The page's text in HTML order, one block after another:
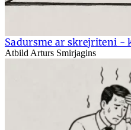
Sadursme ar skrejriteni -
Atbild Arturs Smirjagins